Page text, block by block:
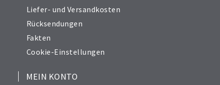
Liefer- und Versandkosten
Rücksendungen
Fakten
Cookie-Einstellungen
MEIN KONTO